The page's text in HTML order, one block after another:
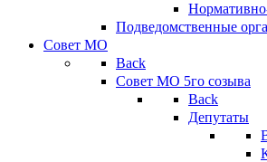
Подведомственные
Совет МО
Back
Совет МО 5го созыва
Back
Депутаты